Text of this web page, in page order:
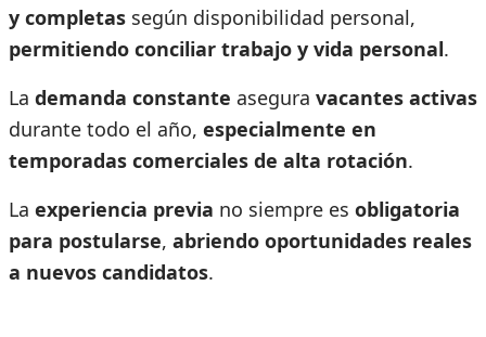
y completas según disponibilidad personal,
permitiendo conciliar trabajo y vida personal.
La demanda constante asegura vacantes activas
durante todo el año, especialmente en
temporadas comerciales de alta rotación.
La experiencia previa no siempre es obligatoria
para postularse, abriendo oportunidades reales
a nuevos candidatos.